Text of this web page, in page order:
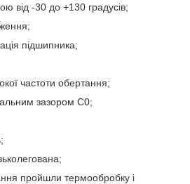
від -30 до +130 градусів;
підшипника;
частоти обертання;
зазором С0;
пройшли термообробку і